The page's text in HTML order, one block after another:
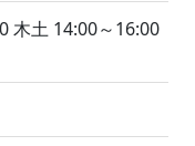
木土 14:00～16:00